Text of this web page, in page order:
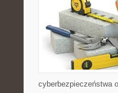
cyberbezpieczeństwa